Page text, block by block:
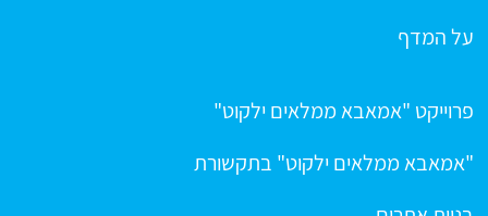
על המדף
פרוייקט "אמאבא ממלאים ילקוט"
"אמאבא ממלאים ילקוט" בתקשורת